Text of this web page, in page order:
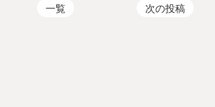
一覧 次の投稿